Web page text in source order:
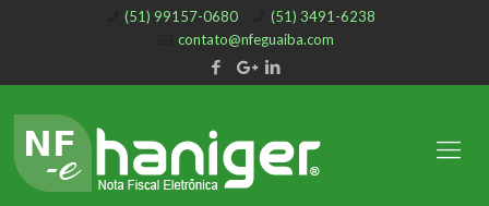
(51) 99157-0680
(51) 3491-6238
contato@nfeguaiba.com